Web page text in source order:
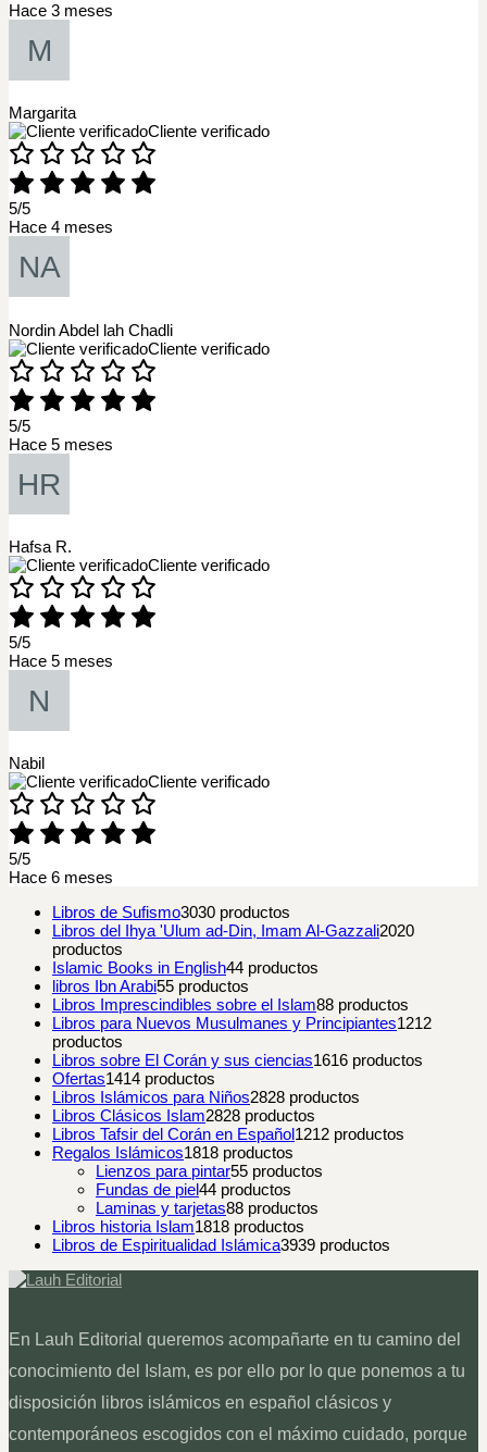
Hace 3 meses
Margarita
Cliente verificado
5/5
Hace 4 meses
Nordin Abdel lah Chadli
Cliente verificado
5/5
Hace 5 meses
Hafsa R.
Cliente verificado
5/5
Hace 5 meses
Nabil
Cliente verificado
5/5
Hace 6 meses
Libros de Sufismo3030 productos
Libros del Ihya 'Ulum ad-Din, Imam Al-Gazzali2020
productos
Islamic Books in English44 productos
libros Ibn Arabi55 productos
Libros Imprescindibles sobre el Islam88 productos
Libros para Nuevos Musulmanes y Principiantes1212
productos
Libros sobre El Corán y sus ciencias1616 productos
Ofertas1414 productos
Libros Islámicos para Niños2828 productos
Libros Clásicos Islam2828 productos
Libros Tafsir del Corán en Español1212 productos
Regalos Islámicos1818 productos
Lienzos para pintar55 productos
Fundas de piel44 productos
Laminas y tarjetas88 productos
Libros historia Islam1818 productos
Libros de Espiritualidad Islámica3939 productos
En Lauh Editorial queremos acompañarte en tu camino del
conocimiento del Islam, es por ello por lo que ponemos a tu
disposición libros islámicos en español clásicos y
contemporáneos escogidos con el máximo cuidado, porque